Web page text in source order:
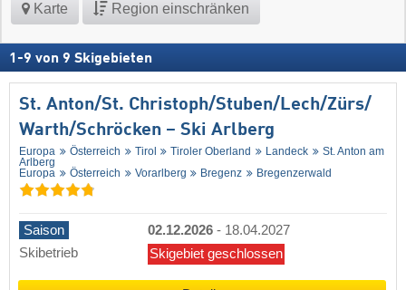
Karte Region einschränken
1 -9 von 9 Skigebieten
St. Anton/​St. Christoph/​Stuben/​Lech/​Zürs/​
Warth/​Schröcken – Ski Arlberg
Europa Österreich Tirol Tiroler Oberland Landeck
St. Anton am
Arlberg
Europa
Österreich Vorarlberg Bregenz Bregenzerwald
Saison 02.12.2026 - 18.04.2027
Skibetrieb
Skigebiet geschlossen